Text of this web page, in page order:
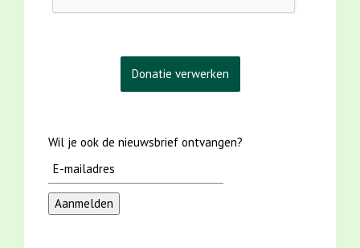
Wil je ook de nieuwsbrief ontvangen?